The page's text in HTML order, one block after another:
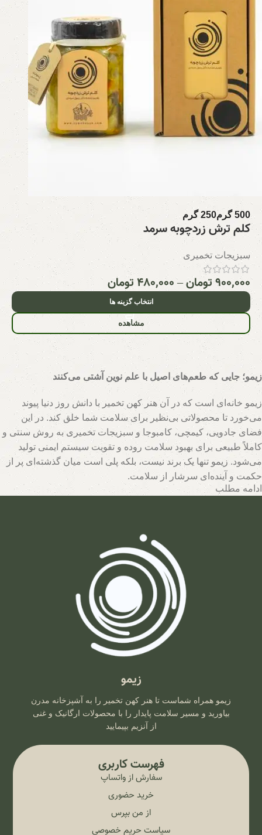
500 گرم 250 گرم
کلم ترش زردچوبه سرمد
سبزیجات تخمیری
۹۰۰,۰۰۰تومان–۴۸۰,۰۰۰تومان
انتخاب گزینه ها
مشاهده
زیمو؛ جایی که طعم‌های اصیل با علم نوین آشتی می‌کنند
زیمو خانه‌ای است که در آن هنر کهن تخمیر با دانش روز دنیا پیوند
می‌خورد تا محصولاتی بی‌نظیر برای سلامت شما خلق کند. در این
فضای جادویی، کیمچی، کامبوجا و سبزیجات تخمیری به روش سنتی و
کاملاً طبیعی برای بهبود سلامت روده و تقویت سیستم ایمنی تولید
می‌شود. زیمو تنها یک برند نیست، بلکه پلی است میان گذشته‌ای پر از
حکمت و آینده‌ای سرشار از سلامت.
می‌کند. اینجا جایی است که هر قطره سرکه سیب، هر برگ سبزی
تخمیری و هر جرعه نوشیدنی پروبیوتیک، داستانی از عشق به طبیعت و
علاقه به سلامت انسان روایت می‌کند. با زیمو، شما نه تنها محصولی
خریداری می‌کنید، بلکه سبک زندگی‌ای طبیعی و پایدار را انتخاب
می‌کنید که ریشه در فرهنگ اصیل و شاخه در آسمان علم امروز دارد.
ادامه مطلب
زیمو
زیمو همراه شماست تا هنر کهن تخمیر را به آشپزخانه مدرن
بیاورید و مسیر سلامت پایدار را با محصولات ارگانیک و غنی
از آنزیم بپیمایید
فهرست کاربری
سفارش از واتساپ
خرید حضوری
از من بپرس
سیاست حریم خصوصی